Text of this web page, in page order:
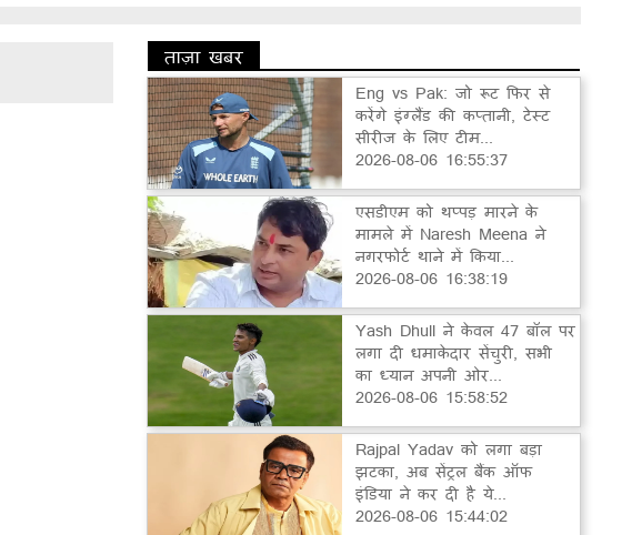
ताज़ा खबर
Eng vs Pak: जो रूट फिर से
करेंगे इंग्लैंड की कप्तानी, टेस्ट
सीरीज के लिए टीम...
2026-08-06 16:55:37
एसडीएम को थप्पड़ मारने के
मामले में Naresh Meena ने
नगरफोर्ट थाने में किया...
2026-08-06 16:38:19
Yash Dhull ने केवल 47 बॉल पर
लगा दी धमाकेदार सेंचुरी, सभी
का ध्यान अपनी ओर...
2026-08-06 15:58:52
Rajpal Yadav को लगा बड़ा
झटका, अब सेंट्रल बैंक ऑफ
इंडिया ने कर दी है ये...
2026-08-06 15:44:02